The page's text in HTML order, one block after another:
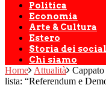
Politica
Economia
Arte & Cultura
Estero
Storia dei
Chi siamo
Home Attualità
lista: “Referendum e